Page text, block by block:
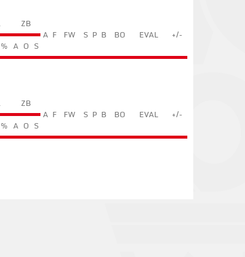
ZB
A F FW S P B BO EVAL
+/-
% A O S
ZB
A F FW S P B BO EVAL
+/-
% A O S